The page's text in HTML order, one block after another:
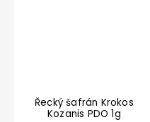
Řecký šafrán Krokos
Kozanis PDO 1g